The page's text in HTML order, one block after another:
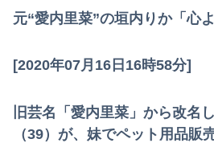
元“愛内里菜”の垣内りか「心
[2020年07月16日16時58分]
旧芸名「愛内里菜」から改名
（39）が、妹でペット用品販